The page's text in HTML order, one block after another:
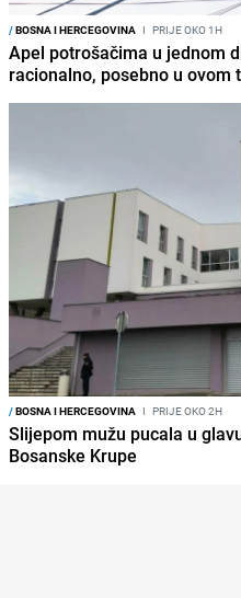
/BOSNA I HERCEGOVINA I PRIJE OKO 1H
Apel potrošačima u jednom
racionalno, posebno u ovom
/BOSNA I HERCEGOVINA I PRIJE OKO 2H
Slijepom mužu pucala u
Bosanske Krupe